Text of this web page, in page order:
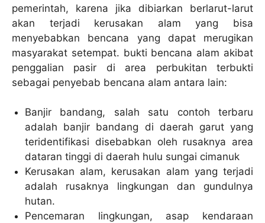
pemerintah, karena jika dibiarkan berlarut-larut
akan terjadi kerusakan alam yang bisa
menyebabkan bencana yang dapat merugikan
masyarakat setempat. bukti bencana alam akibat
penggalian pasir di area perbukitan terbukti
sebagai penyebab bencana alam antara lain:
Banjir bandang, salah satu contoh terbaru
adalah banjir bandang di daerah garut yang
teridentifikasi disebabkan oleh rusaknya area
dataran tinggi di daerah hulu sungai cimanuk
Kerusakan alam, kerusakan alam yang terjadi
adalah rusaknya lingkungan dan gundulnya
hutan.
Pencemaran lingkungan, asap kendaraan